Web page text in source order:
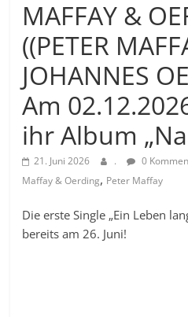
MAFFAY &
((PETER
JOHANNES
Am
ihr Album
21. Juni 2026 . 0
Maffay & Oerding, Peter Maffay
Die erste Single „Ein Leben
bereits am 26. Juni!